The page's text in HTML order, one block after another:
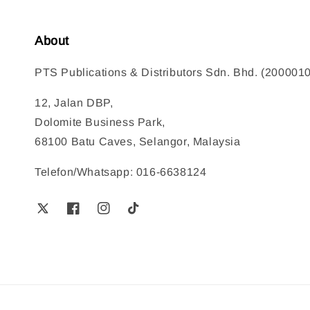
About
PTS Publications & Distributors Sdn. Bhd.
12, Jalan DBP,
Dolomite Business Park,
68100 Batu Caves, Selangor, Malaysia
Telefon/Whatsapp: 016-6638124